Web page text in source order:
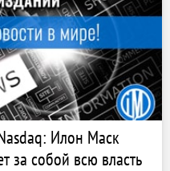
Илон Маск
за собой всю власть